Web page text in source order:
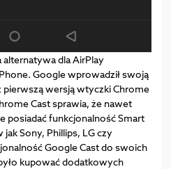
dla AirPlay
Google wprowadził swoją
wersją wtyczki Chrome
Cast sprawia, że nawet
posiadać funkcjonalność Smart
Sony, Phillips, LG czy
Google Cast do swoich
kupować dodatkowych